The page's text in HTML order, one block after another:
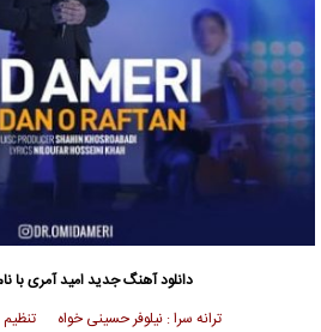
دانلود آهنگ جدیدامید آمریبا
ترانه سرا : نیلوفر حسینی خواه